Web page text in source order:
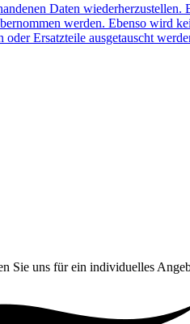
Daten
werden. Ebenso wird
Ersatzteile ausgetauscht
Sie uns für ein individuelles